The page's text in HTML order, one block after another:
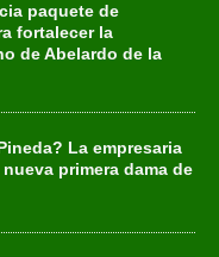
paquete de
fortalecer la
de Abelardo de la
La empresaria
primera dama de